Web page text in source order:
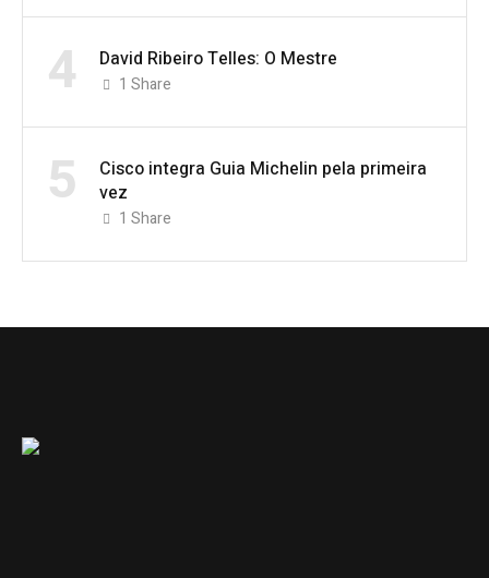
4 David Ribeiro Telles: O Mestre
1 Share
5
Cisco integra Guia Michelin pela primeira
vez
1 Share